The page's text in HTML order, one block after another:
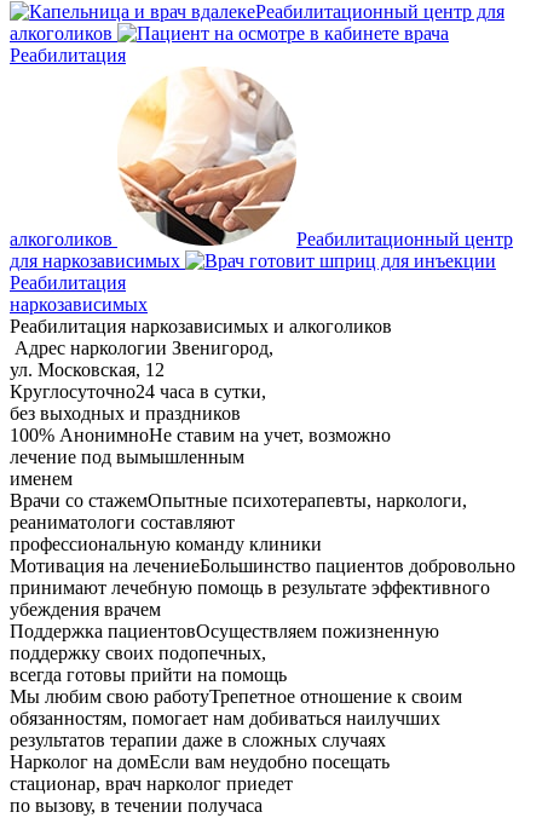
Реабилитационный центр для
алкоголиков
Реабилитация
алкоголиков
Реабилитационный центр
для наркозависимых
Реабилитация
наркозависимых
Реабилитация наркозависимых и алкоголиков
Адрес наркологии Звенигород,
ул. Московская, 12
Круглосуточно24 часа в сутки,
без выходных и праздников
100% АнонимноНе ставим на учет, возможно
лечение под вымышленным
именем
Врачи со стажемОпытные психотерапевты, наркологи,
реаниматологи составляют
профессиональную команду клиники
Мотивация на лечениеБольшинство пациентов добровольно
принимают лечебную помощь в результате эффективного
убеждения врачем
Поддержка пациентовОсуществляем пожизненную
поддержку своих подопечных,
всегда готовы прийти на помощь
Мы любим свою работуТрепетное отношение к своим
обязанностям, помогает нам добиваться наилучших
результатов терапии даже в сложных случаях
Нарколог на домЕсли вам неудобно посещать
стационар, врач нарколог приедет
по вызову, в течении получаса